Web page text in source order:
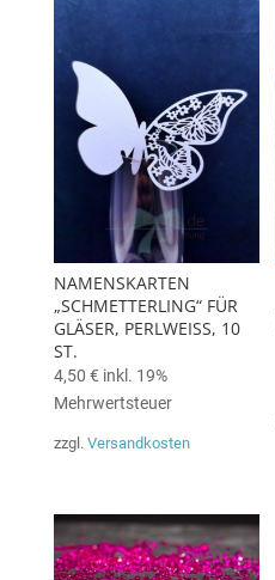
NAMENSKARTEN
„SCHMETTERLING“ FÜR
GLÄSER, PERLWEISS, 10
ST.
4,50 € inkl. 19%
Mehrwertsteuer
zzgl. Versandkosten